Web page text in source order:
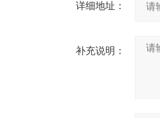
详细地址：
补充说明：